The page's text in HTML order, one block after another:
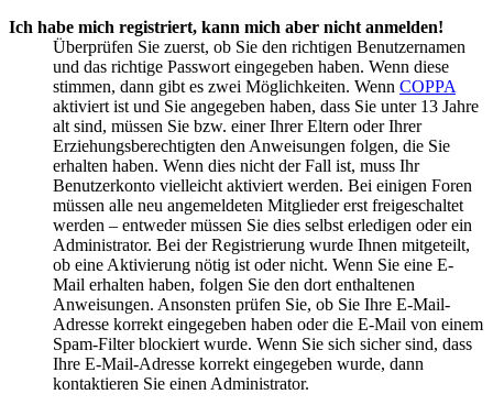
Ich habe mich registriert, kann mich aber nicht anmelden!
Überprüfen Sie zuerst, ob Sie den richtigen Benutzernamen
und das richtige Passwort eingegeben haben. Wenn diese
stimmen, dann gibt es zwei Möglichkeiten. Wenn COPPA
aktiviert ist und Sie angegeben haben, dass Sie unter 13 Jahre
alt sind, müssen Sie bzw. einer Ihrer Eltern oder Ihrer
Erziehungsberechtigten den Anweisungen folgen, die Sie
erhalten haben. Wenn dies nicht der Fall ist, muss Ihr
Benutzerkonto vielleicht aktiviert werden. Bei einigen Foren
müssen alle neu angemeldeten Mitglieder erst freigeschaltet
werden – entweder müssen Sie dies selbst erledigen oder ein
Administrator. Bei der Registrierung wurde Ihnen mitgeteilt,
ob eine Aktivierung nötig ist oder nicht. Wenn Sie eine E-
Mail erhalten haben, folgen Sie den dort enthaltenen
Anweisungen. Ansonsten prüfen Sie, ob Sie Ihre E-Mail-
Adresse korrekt eingegeben haben oder die E-Mail von einem
Spam-Filter blockiert wurde. Wenn Sie sich sicher sind, dass
Ihre E-Mail-Adresse korrekt eingegeben wurde, dann
kontaktieren Sie einen Administrator.